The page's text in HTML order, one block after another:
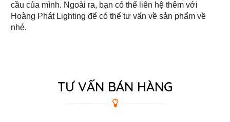
cầu của mình. Ngoài ra, bạn có thể liên hệ thêm với
Hoàng Phát Lighting để có thể tư vấn về sản phẩm về
nhé.
TƯ VẤN BÁN HÀNG